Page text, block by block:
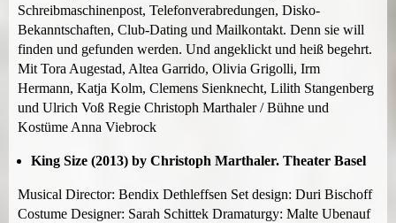
Schreibmaschinenpost, Telefonverabredungen, Disko-
Bekanntschaften, Club-Dating und Mailkontakt. Denn sie will
finden und gefunden werden. Und angeklickt und heiß begehrt.
Mit Tora Augestad, Altea Garrido, Olivia Grigolli, Irm
Hermann, Katja Kolm, Clemens Sienknecht, Lilith Stangenberg
und Ulrich Voß Regie Christoph Marthaler / Bühne und
Kostüme Anna Viebrock
King Size (2013) by Christoph Marthaler. Theater Basel
Musical Director: Bendix Dethleffsen Set design: Duri Bischoff
Costume Designer: Sarah Schittek Dramaturgy: Malte Ubenauf